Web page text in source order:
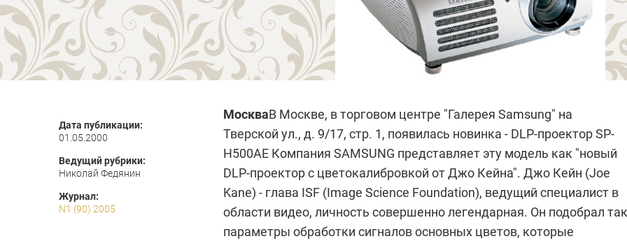
Дата публикации:
01.05.2000
Ведущий рубрики:
Николай Федянин
Журнал:
N1 (90) 2005
МоскваВ Москве, в торговом центре "Галерея Samsung" на
Тверской ул., д. 9/17, стр. 1, появилась новинка - DLP-проектор SP-
H500AE Компания SAMSUNG представляет эту модель как "новый
DLP-проектор с цветокалибровкой от Джо Кейна". Джо Кейн (Joe
Kane) - глава ISF (Image Science Foundation), ведущий специалист в
области видео, личность совершенно легендарная. Он подобрал
параметры обработки сигналов основных цветов, которые